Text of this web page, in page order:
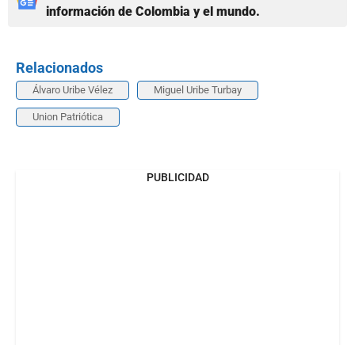
información de Colombia y el mundo.
Relacionados
Álvaro Uribe Vélez Miguel Uribe Turbay
Union Patriótica
PUBLICIDAD